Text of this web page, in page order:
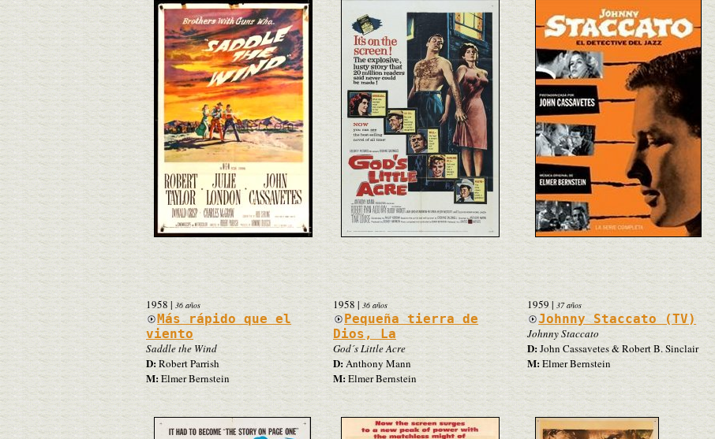
1958 | 36 años
Más rápido que el
viento
Saddle the Wind
D: Robert Parrish
M:Elmer Bernstein
1958 |36 años
Pequeña tierra de
Dios, La
God´s Little Acre
D:Anthony Mann
M:Elmer Bernstein
1959| 37 años
Johnny Staccato (TV)
Johnny Staccato
D: John Cassavetes & Robert B. Sinclair
M: Elmer Bernstein